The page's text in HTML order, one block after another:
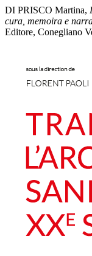
DI PRISCO Martina,
cura, memoira e
Editore, Conegliano